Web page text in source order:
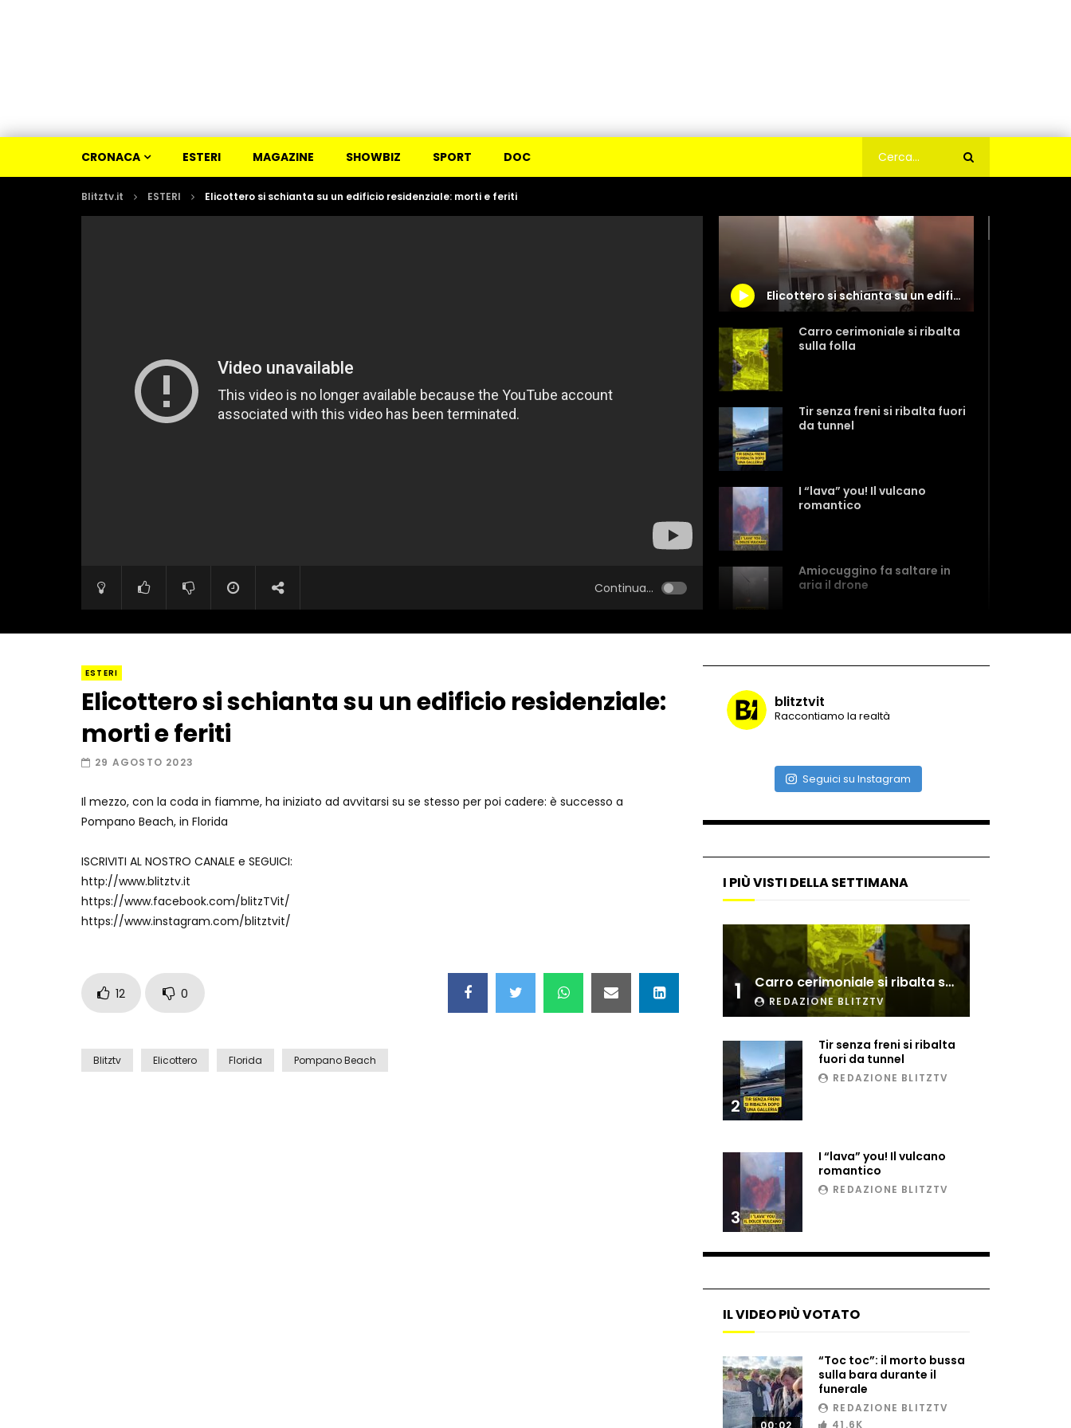
CRONACA ESTERI MAGAZINE SHOWBIZ SPORT DOC
Blitztv.it ESTERI Elicottero si schianta su un edificio residenziale: morti e feriti
Continua...
Elicottero si schianta su un edificio residenziale: morti e feriti
Carro cerimoniale si ribalta
sulla folla
Tir senza freni si ribalta fuori
da tunnel
I “lava” you! Il vulcano
romantico
Amiocuggino fa saltare in
aria il drone
dopo incidente
Nei casinò arriva il cambio
Esplode cabina elettrica
sotterranea
Grattacielo crolla per un
incendio
Ammiocuggino con la ruspa…
Atterraggio di emergenza
tra le auto: attimi di paura
ESTERI
Elicottero si schianta su un edificio residenziale:
morti e feriti
29 AGOSTO 2023
Il mezzo, con la coda in fiamme, ha iniziato ad avvitarsi su se stesso per poi cadere: è successo a
Pompano Beach, in Florida
ISCRIVITI AL NOSTRO CANALE e SEGUICI:
http://www.blitztv.it
https://www.facebook.com/blitzTVit/
https://www.instagram.com/blitztvit/
12 0
Blitztv Elicottero Florida Pompano Beach
blitztvit
Raccontiamo la realtà
Seguici su Instagram
I PIÙ VISTI DELLA SETTIMANA
1 Carro cerimoniale si ribalta sulla folla
REDAZIONE BLITZTV
2
Tir senza freni si ribalta
fuori da tunnel
REDAZIONE BLITZTV
3
I “lava” you! Il vulcano
romantico
REDAZIONE BLITZTV
IL VIDEO PIÙ VOTATO
00:02
“Toc toc”: il morto bussa
sulla bara durante il
funerale
REDAZIONE BLITZTV
41.6K